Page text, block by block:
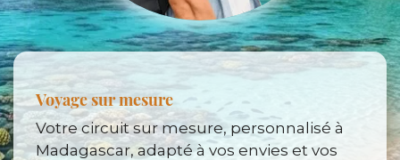
Voyage sur mesure
Votre circuit sur mesure, personnalisé à
Madagascar, adapté à vos envies et vos